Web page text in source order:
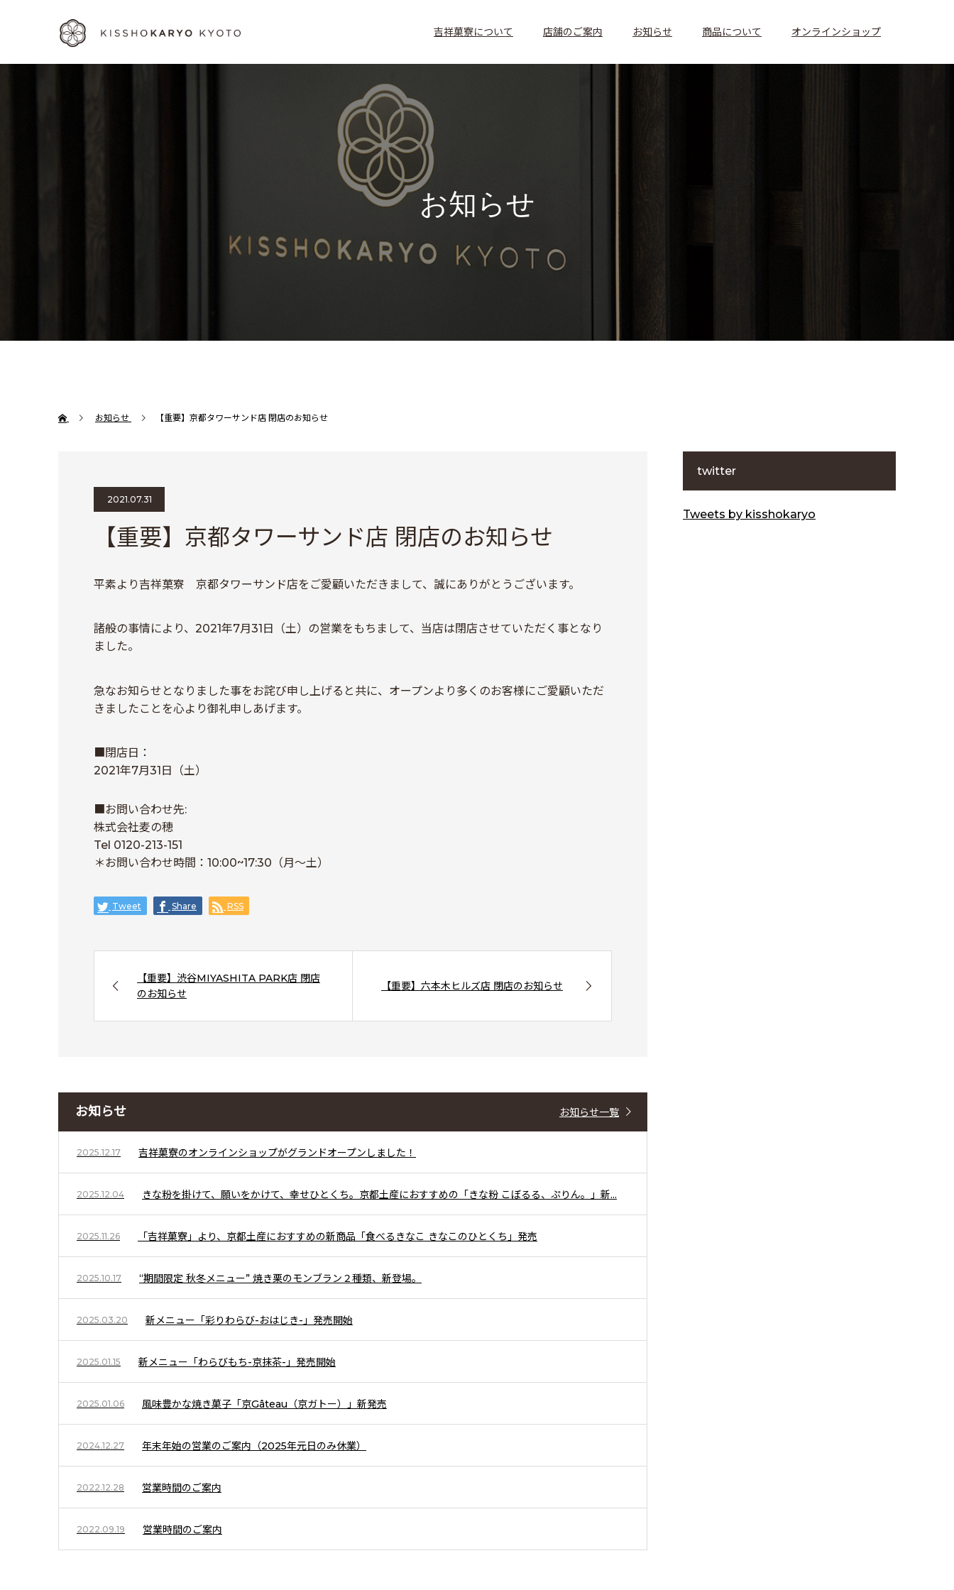
吉祥菓寮について 店舗のご案内 お知らせ 商品について オンラインショップ
お知 らせ
お知らせ 【重要】京都タワーサンド店 閉店のお知らせ
2021.07.31
【重要】京都タワーサンド店 閉店のお知らせ
平素より吉祥菓寮 京都タワーサンド店をご愛顧いただきまして、誠にありがとうございます。
諸般の事情により、2021年7月31日（土）の営業をもちまして、当店は閉店させていただく事となり
ました。
急なお知らせとなりました事をお詫び申し上げると共に、オープンより多くのお客様にご愛顧いただ
きましたことを心より御礼申しあげます。
■閉店日：
2021年7月31日（土）
■お問い合わせ先:
株式会社麦の穂
Tel 0120-213-151
＊お問い合わせ時間：10:00~17:30（月～土）
Tweet Share RSS
【重要】渋谷MIYASHITA PARK店 閉店
のお知らせ
【重要】六本木ヒルズ店 閉店のお知らせ
お知らせ お知らせ一覧
2025.12.17 吉祥菓寮のオンラインショップがグランドオープンしました！
2025.12.04 きな粉を掛けて、願いをかけて、幸せひとくち。京都土産におすすめの「きな粉 こぼるる、ぷりん。」新...
2025.11.26 「吉祥菓寮」より、京都土産におすすめの新商品「食べるきなこ きなこのひとくち」発売
2025.10.17 “期間限定 秋冬メニュー” 焼き栗のモンブラン２種類、新登場。
2025.03.20 新メニュー「彩りわらび-おはじき-」発売開始
2025.01.15 新メニュー「わらびもち-京抹茶-」発売開始
2025.01.06 風味豊かな焼き菓子「京Gâteau（京ガトー）」新発売
2024.12.27 年末年始の営業のご案内（2025年元日のみ休業）
2022.12.28 営業時間のご案内
2022.09.19 営業時間のご案内
twitter
Tweets by kisshokaryo